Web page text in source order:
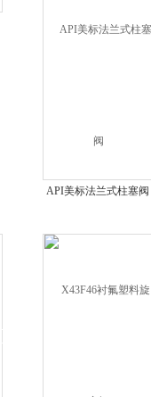
API美标法兰式柱塞阀